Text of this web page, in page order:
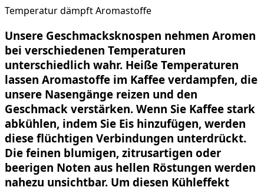
Temperatur dämpft Aromastoffe
Unsere Geschmacksknospen nehmen Aromen
bei verschiedenen Temperaturen
unterschiedlich wahr. Heiße Temperaturen
lassen Aromastoffe im Kaffee verdampfen, die
unsere Nasengänge reizen und den
Geschmack verstärken. Wenn Sie Kaffee stark
abkühlen, indem Sie Eis hinzufügen, werden
diese flüchtigen Verbindungen unterdrückt.
Die feinen blumigen, zitrusartigen oder
beerigen Noten aus hellen Röstungen werden
nahezu unsichtbar. Um diesen Kühleffekt